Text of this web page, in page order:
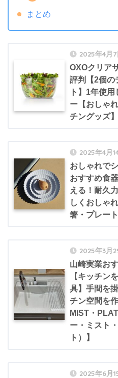
まとめ
2025年4月7
OXOクリア
評判【2個の
ト】1年使
ー【おしゃ
チングッズ】
2025年4月
おしゃれで
おすすめ食
える！耐久
しくおしゃ
箸・プレー
2025年3月
山崎実業お
【キッチン
具】手間を
チン空間を
MIST・
ー・ミスト
ト）】
2025年6月